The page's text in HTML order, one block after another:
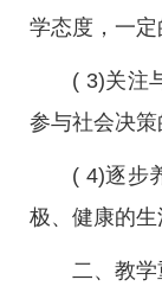
学态度，一定
( 3)关注
参与社会决策
( 4)逐步
极、健康的生
二、教学